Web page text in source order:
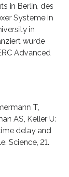
in Berlin, des
Systeme in
in
wurde
Advanced
T,
AS, Keller U:
delay and
Science, 21.